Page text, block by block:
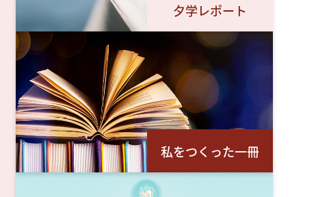
夕学レポート
私をつくった一冊